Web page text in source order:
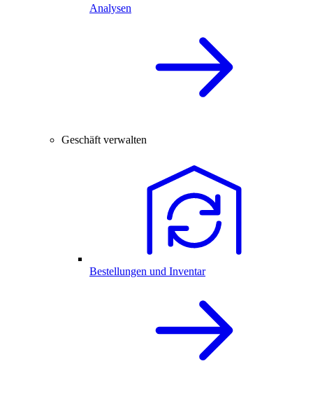
Analysen
Geschäft verwalten
Bestellungen und Inventar